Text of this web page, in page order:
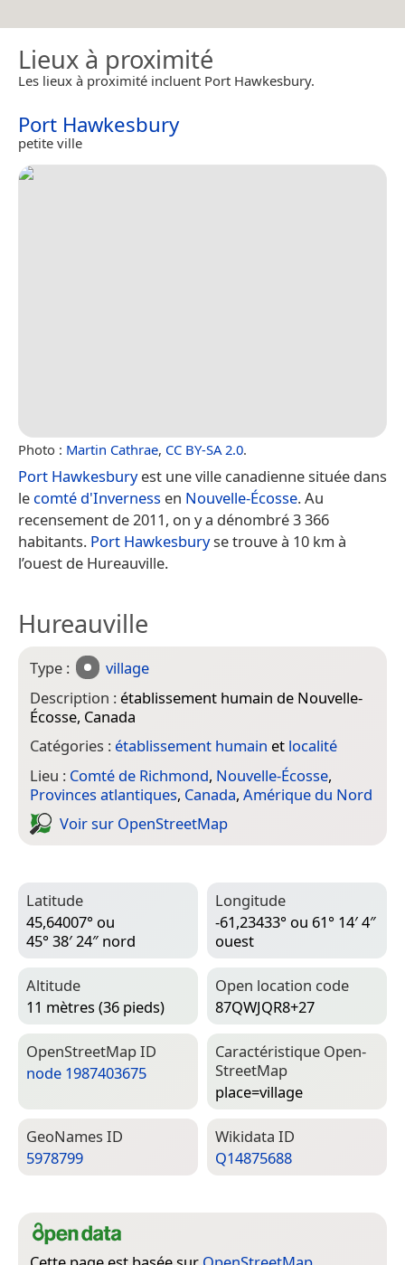
Lieux à proximité
Les lieux à proximité incluent Port Hawkesbury.
Port Hawkesbury
petite ville
Photo : Martin Cathrae, CC BY-SA 2.0.
Port Hawkesburyest une ville canadienne située dans
le comté d'Inverness en Nouvelle-Écosse. Au
recensement de 2011, on y a dénombré 3 366
habitants. Port Hawkesburyse trouve à 10 km à
l’ouest de Hureauville.
Hureauville
Type :
village
Description : établissement humain de Nouvelle-
Écosse, Canada
Catégories : établissement humain et localité
Lieu : Comté de Richmond, Nouvelle-Écosse,
Provinces atlantiques, Canada, Amérique du Nord
Voir sur Open­Street­Map
Latitude
45,64007° ou
45° 38′ 24″ nord
Longitude
-61,23433° ou 61° 14′ 4″
ouest
Altitude
11 mètres (36 pieds)
Open location code
87QWJQR8+27
Open­Street­Map ID
node 1987403675
Caractéristique Open­
Street­Map
place=­village
Geo­Names ID
5978799
Wiki­data ID
Q14875688